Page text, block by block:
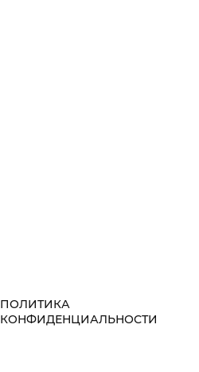
ПОЛИТИКА
КОНФИДЕНЦИАЛЬНОСТИ